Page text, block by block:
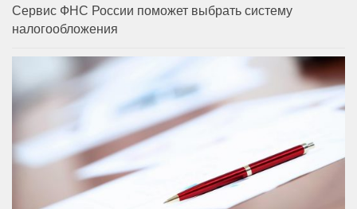
Сервис ФНС России поможет выбрать систему
налогообложения